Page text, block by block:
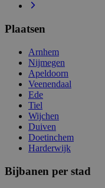
Plaatsen
Arnhem
Nijmegen
Apeldoorn
Veenendaal
Ede
Tiel
Wijchen
Duiven
Doetinchem
Harderwijk
Bijbanen per stad